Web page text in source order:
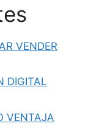
VENDER
DIGITAL
VENTAJA